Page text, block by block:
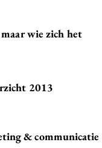
wie zich het
2013
& communicatie